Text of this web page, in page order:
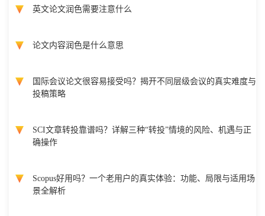
英文论文润色需要注意什么
论文内容润色是什么意思
国际会议论文很容易接受吗？揭开不同层级会议的真实难度与
投稿策略
SCI文章转投靠谱吗？详解三种“转投”情境的风险、机遇与正
确操作
Scopus好用吗？一个老用户的真实体验：功能、局限与适用场
景全解析